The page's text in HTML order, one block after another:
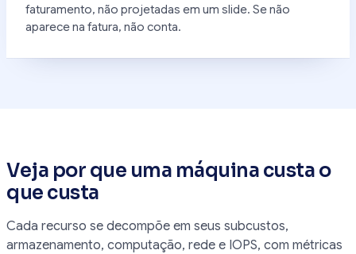
faturamento, não projetadas em um slide. Se não
aparece na fatura, não conta.
Veja por que uma máquina custa o
que custa
Cada recurso se decompõe em seus subcustos,
armazenamento, computação, rede e IOPS, com métricas